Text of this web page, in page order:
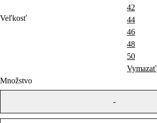
Veľkosť
42
44
46
48
50
Vymazať
Množstvo